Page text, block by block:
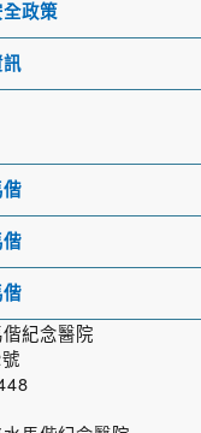
政策
訊
偕
偕
偕
偕紀念醫院